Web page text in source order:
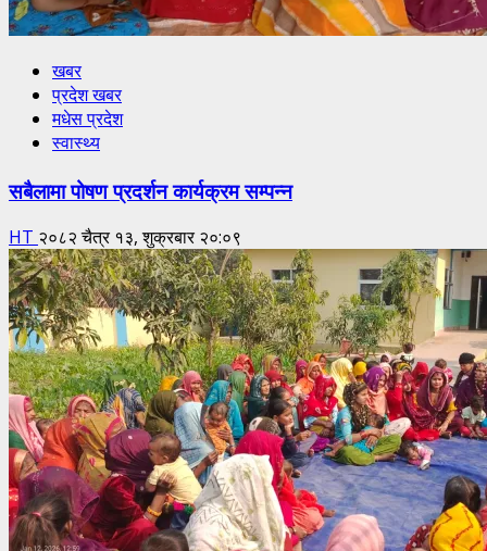
खबर
प्रदेश खबर
मधेस प्रदेश
स्वास्थ्य
सबैलामा पोषण प्रदर्शन कार्यक्रम सम्पन्न
HT २०८२ चैत्र १३, शुक्रबार २०:०९